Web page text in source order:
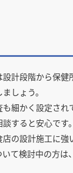
計段階から保健
しょう。
細かく設定さ
すると安心です。
の設計施工に強
て検討中の方